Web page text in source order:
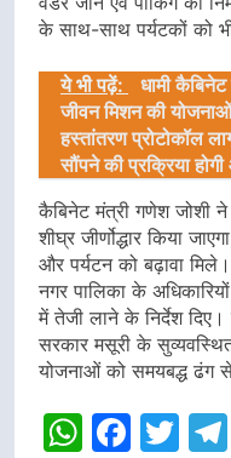
के साथ-साथ पर्यटकों को
ये भी पढ़ें:
धामी
जीवन मिशन की
हस्तांतरण प्रोटोकॉल
सौंपने की प्रक्रिया
कैबिनेट मंत्री गणेश जोशी
शीघ्र जीर्णोद्धार किया
और पर्यटन को बढ़ावा
नगर पालिका के
में तेजी लाने के निर्देश
सरकार मसूरी के
योजनाओं को समयबद्ध ढंग से